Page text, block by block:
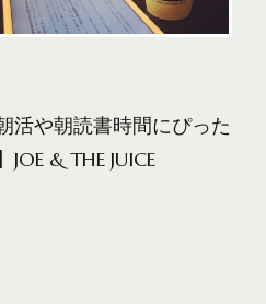
朝活や朝読書時間にぴった
JOE & THE JUICE